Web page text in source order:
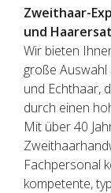
Zweithaar-
und
Wir bieten
große
und Echthaar,
durch einen
Mit über 40
Fachpersonal
kompetente,